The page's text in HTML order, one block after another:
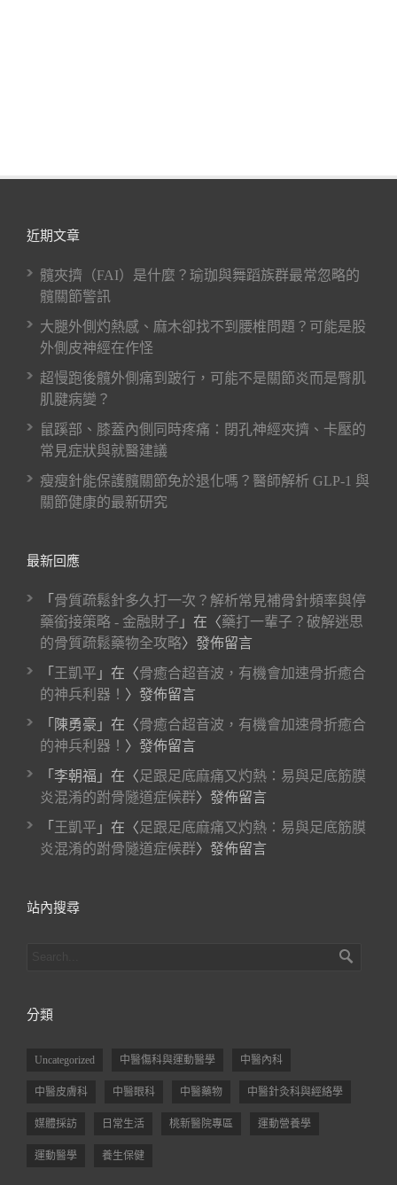
近期文章
髖夾擠（FAI）是什麼？瑜珈與舞蹈族群最常忽略的
髖關節警訊
大腿外側灼熱感、麻木卻找不到腰椎問題？可能是股
外側皮神經在作怪
超慢跑後髖外側痛到跛行，可能不是關節炎而是臀肌
肌腱病變？
鼠蹊部、膝蓋內側同時疼痛：閉孔神經夾擠、卡壓的
常見症狀與就醫建議
瘦瘦針能保護髖關節免於退化嗎？醫師解析 GLP-1 與
關節健康的最新研究
最新回應
「 骨質疏鬆針多久打一次？解析常見補骨針頻率與停
藥銜接策略 - 金融財子 」在〈藥打一輩子？破解迷思
的骨質疏鬆藥物全攻略〉發佈留言
「 王凱平 」在〈骨癒合超音波，有機會加速骨折癒合
的神兵利器！ 〉發佈留言
「 陳勇豪 」在〈骨癒合超音波，有機會加速骨折癒合
的神兵利器！ 〉發佈留言
「 李朝福 」在〈足跟足底麻痛又灼熱：易與足底筋膜
炎混淆的跗骨隧道症候群〉發佈留言
「 王凱平 」在〈足跟足底麻痛又灼熱：易與足底筋膜
炎混淆的跗骨隧道症候群〉發佈留言
站內搜尋
分類
Uncategorized 中醫傷科與運動醫學 中醫內科
中醫皮膚科 中醫眼科 中醫藥物 中醫針灸科與經絡學
媒體採訪 日常生活 桃新醫院專區 運動營養學
運動醫學 養生保健